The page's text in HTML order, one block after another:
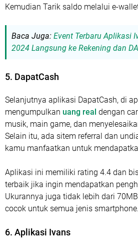
Kemudian Tarik saldo melalui e-
Baca Juga: Event Terbaru Aplikasi
2024 Langsung ke Rekening dan
5. DapatCash
Selanjutnya aplikasi DapatCash, di
mengumpulkan uang real dengan
musik, main game, dan
Selain itu, ada sitem referral dan
kamu manfaatkan untuk
Aplikasi ini memiliki rating 4.4 dan
terbaik jika ingin mendapatkan
Ukurannya juga tidak lebih dari
cocok untuk semua jenis smartphone.
6. Aplikasi Ivans